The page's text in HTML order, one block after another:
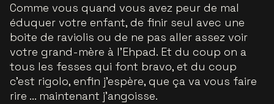
Comme vous quand vous avez peur de mal
éduquer votre enfant, de finir seul avec une
boite de raviolis ou de ne pas aller assez voir
votre grand-mère à l’Ehpad. Et du coup on a
tous les fesses qui font bravo, et du coup
c’est rigolo, enfin j’espère, que ça va vous faire
rire ... maintenant j’angoisse.